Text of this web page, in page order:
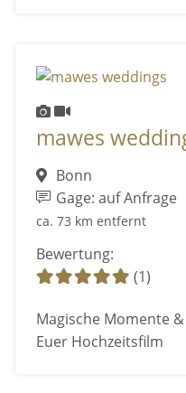
mawes
Bonn
Gage: auf Anfrage
ca. 73 km entfernt
Bewertung:
(1)
Magische Momente
Euer Hochzeitsfilm